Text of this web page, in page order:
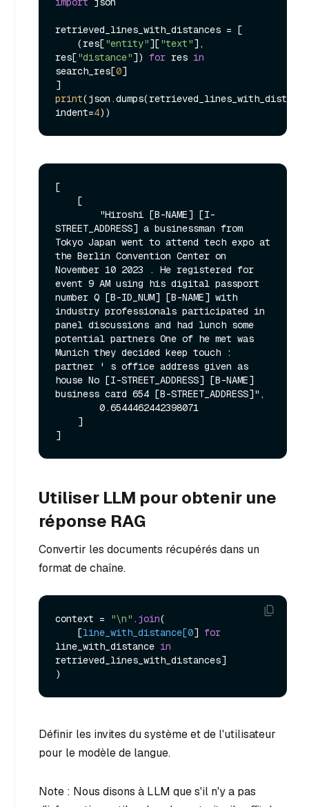
retrieved_lines_with_distances = [
    (res[
"entity"]["text"],
res["distance"]) for res in
search_res[0]
print
indent=4
[
STREET_ADDRESS] a businessman from
Tokyo Japan went to attend tech expo at
the Berlin Convention Center on
November 10 2023 . He registered for
event 9 AM using his digital passport
number Q [B-ID_NUM] [B-NAME] with
industry professionals participated in
panel discussions and had lunch some
potential partners One of he met was
Munich they decided keep touch :
partner ' s office address given as
house No [I-STREET_ADDRESS] [B-NAME]
business card 654 [B-STREET_ADDRESS]",
Utiliser LLM pour obtenir une
réponse RAG
Convertir les documents récupérés dans un
format de chaîne.
context = "\n" . join(
    [
line_with_distance[0] for
line_with_distance in
retrieved_lines_with_distances]
Définir les invites du système et de l'utilisateur
pour le modèle de langue.
Note : Nous disons à LLM que s'il n'y a pas